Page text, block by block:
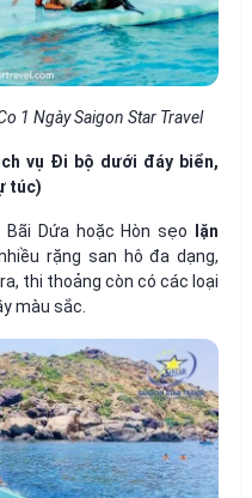
1 Ngày Saigon Star Travel
vụ Đi bộ dưới đáy biển,
túc)
Dứa hoặc Hòn sẹo
lặn
rặng san hô đa dạng,
thi thoảng còn có các loại
màu sắc.